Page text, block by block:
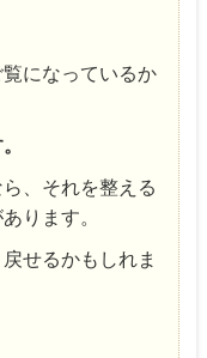
になっているか
、それを整える
ります。
せるかもしれま